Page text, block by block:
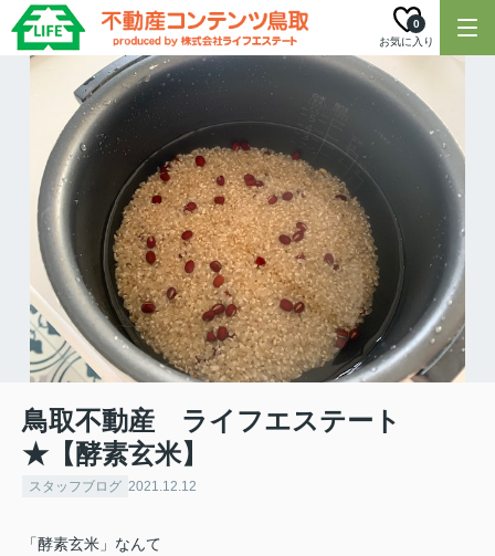
お気に入り
0
鳥取不動産 ライフエステート
★【酵素玄米】
スタッフブログ 2021.12.12
「酵素玄米」なんて